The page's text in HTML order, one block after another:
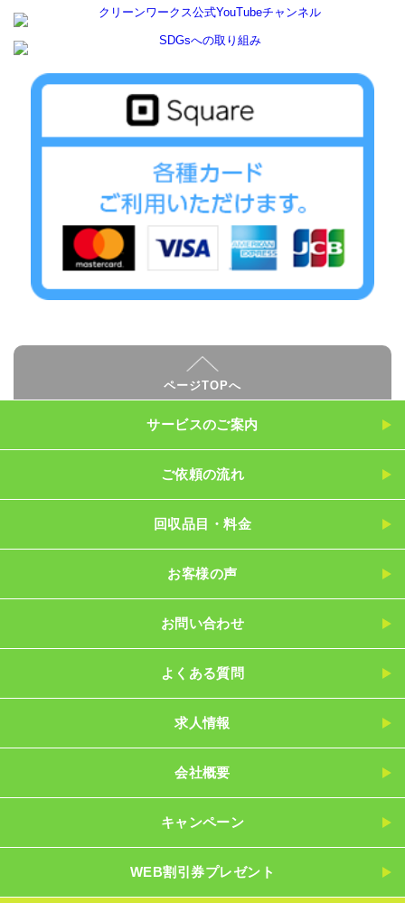
ページTOPへ
サービスのご案内
ご依頼の流れ
回収品目・料金
お客様の声
お問い合わせ
よくある質問
求人情報
会社概要
キャンペーン
WEB割引券プレゼント